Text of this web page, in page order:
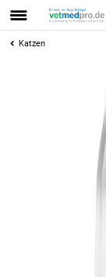
Katzen